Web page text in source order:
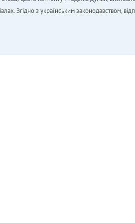
Згідно з українським законодавством,